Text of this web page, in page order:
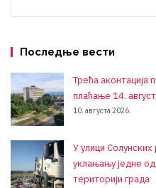
Последње вести
Трећа аконтација
плаћање 14.
10. августа 2026.
У улици
уклањању једне
територији града